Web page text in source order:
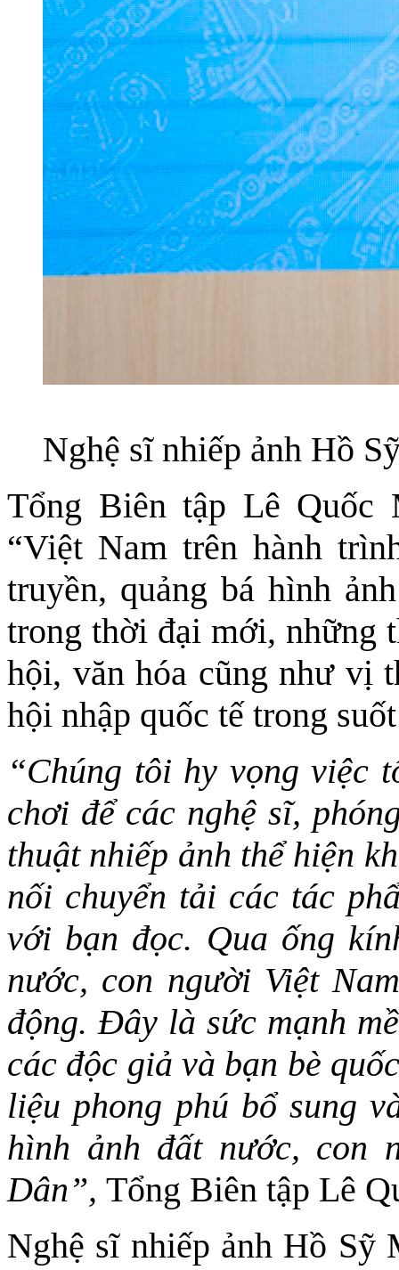
Nghệ sĩ nhiếp ảnh Hồ
Tổng Biên tập Lê Quốc
“Việt Nam trên hành
truyền, quảng bá hình
trong thời đại mới, những
hội, văn hóa cũng như vị
hội nhập quốc tế trong
“Chúng tôi hy vọng việc
chơi để các nghệ sĩ,
thuật nhiếp ảnh thể hiện
nối chuyển tải các tác
với bạn đọc. Qua ống
nước, con người Việt
động. Đây là sức mạnh
các độc giả và bạn bè
liệu phong phú bổ sung
hình ảnh đất nước, con
Dân”, Tổng Biên tập Lê
Nghệ sĩ nhiếp ảnh Hồ Sỹ